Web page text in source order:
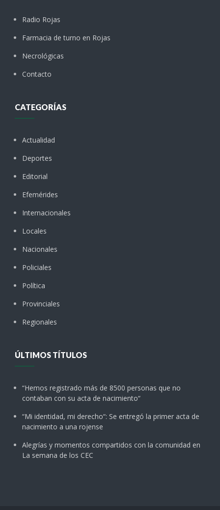
Radio Rojas
Farmacia de turno en Rojas
Necrológicas
Contacto
CATEGORÍAS
Actualidad
Deportes
Editorial
Efemérides
Internacionales
Locales
Nacionales
Policiales
Política
Provinciales
Regionales
ÚLTIMOS TÍTULOS
“Hemos registrado más de 8500 personas que no
contaban con su acta de nacimiento“
“Mi identidad, mi derecho“: Se entregó la primer acta de
nacimiento a una rojense
Alegrías y momentos compartidos con la comunidad en
La semana de los CEC